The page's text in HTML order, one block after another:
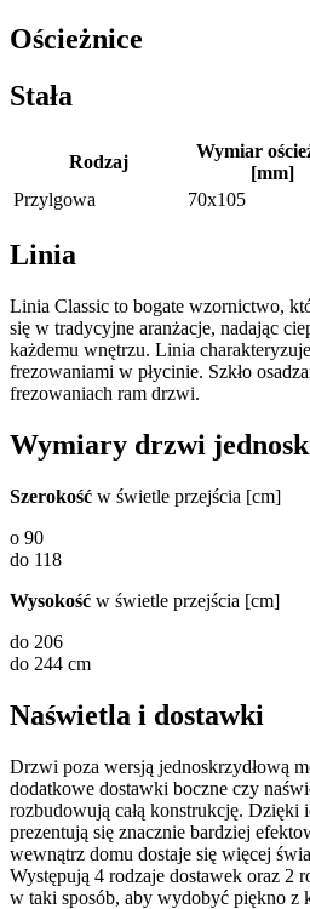
Ościeżnice
Stała
Rodzaj
Wymiar
[mm]
Przylgowa
70x105
Linia
Linia Classic to bogate wzornictwo,
się w tradycyjne aranżacje, nadając
każdemu wnętrzu. Linia
frezowaniami w płycinie. Szkło
frezowaniach ram drzwi.
Wymiary drzwi
Szerokość w świetle przejścia [cm]
o 90
do 118
Wysokość w świetle przejścia [cm]
do 206
do 244 cm
Naświetla i dostawki
Drzwi poza wersją jednoskrzydłową
dodatkowe dostawki boczne czy
rozbudowują całą konstrukcję. Dzięki
prezentują się znacznie bardziej
wewnątrz domu dostaje się więcej
Występują 4 rodzaje dostawek oraz 2
w taki sposób, aby wydobyć piękno z